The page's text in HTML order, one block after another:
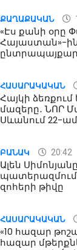
ՔԱՂԱՔԱԿԱՆ
«Էս քանի օրը
Հայաստան»-ին
ՀԱՍԱՐԱԿԱԿԱՆ
Հայկի
մազերը․ ՆՈՐ
Սևանում 22-
ԲԱՆԱԿ 20:42
Ալեն
պատերազմում
զոհերի թիվը
ՀԱՍԱՐԱԿԱԿԱՆ
«10 հազար
հազար